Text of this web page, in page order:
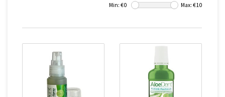
Min: €0 Max: €10